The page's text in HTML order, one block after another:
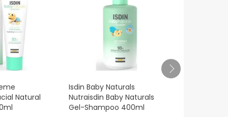
Natural
Isdin Baby Naturals
Nutraisdin Baby Naturals
Gel-Shampoo 400ml